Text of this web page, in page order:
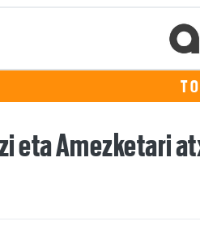
eta Amezketari